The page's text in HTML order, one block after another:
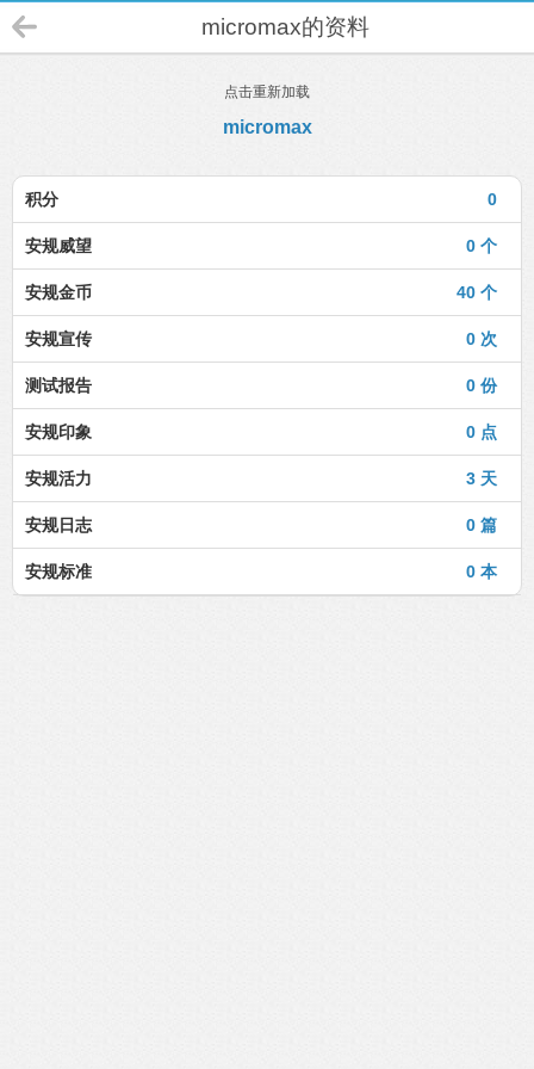
micromax的资料
点击重新加载
micromax
0
积分
0 个
安规威望
40 个
安规金币
0 次
安规宣传
0 份
测试报告
0 点
安规印象
3 天
安规活力
0 篇
安规日志
0 本
安规标准